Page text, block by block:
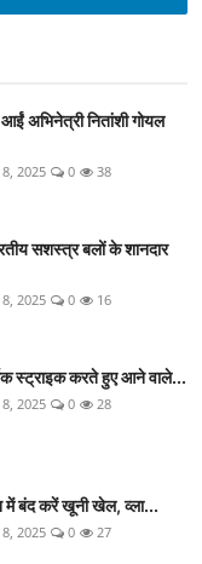
अभिनेत्री नितांशी गोयल
2025 0 38
सशस्त्र बलों के शानदार
2025 0 16
स्ट्राइक करते हुए आने वाले...
2025 0 28
में बंद करें खूनी खेल, व्ला...
2025 0 27